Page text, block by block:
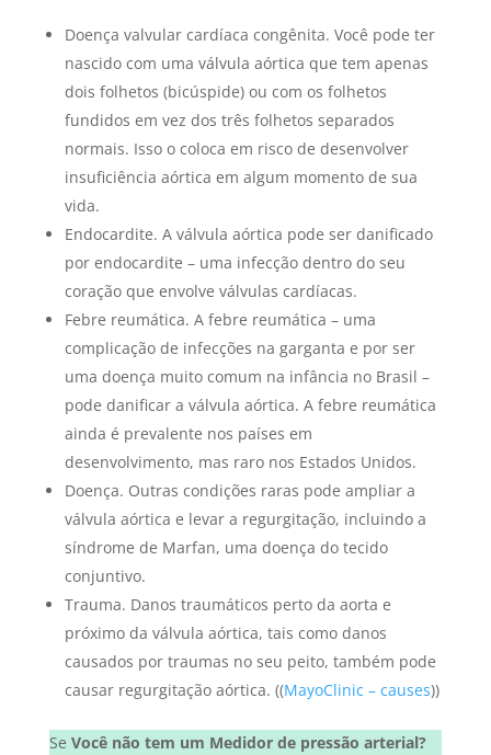
Doença valvular cardíaca congênita. Você pode ter
nascido com uma válvula aórtica que tem apenas
dois folhetos (bicúspide) ou com os folhetos
fundidos em vez dos três folhetos separados
normais. Isso o coloca em risco de desenvolver
insuficiência aórtica em algum momento de sua
vida.
Endocardite. A válvula aórtica pode ser danificado
por endocardite – uma infecção dentro do seu
coração que envolve válvulas cardíacas.
Febre reumática. A febre reumática – uma
complicação de infecções na garganta e por ser
uma doença muito comum na infância no Brasil –
pode danificar a válvula aórtica. A febre reumática
ainda é prevalente nos países em
desenvolvimento, mas raro nos Estados Unidos.
Doença. Outras condições raras pode ampliar a
válvula aórtica e levar a regurgitação, incluindo a
síndrome de Marfan, uma doença do tecido
conjuntivo.
Trauma. Danos traumáticos perto da aorta e
próximo da válvula aórtica, tais como danos
causados por traumas no seu peito, também pode
causar regurgitação aórtica. ((MayoClinic – causes))
Se Você não tem um Medidor de pressão arterial?